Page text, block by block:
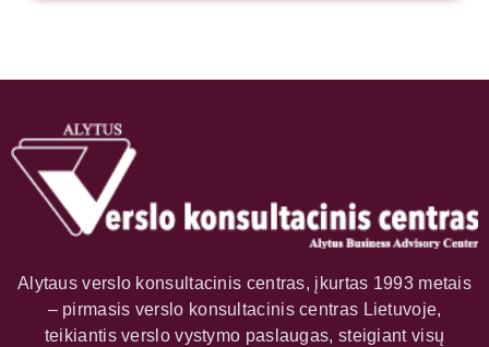
Alytaus verslo konsultacinis centras, įkurtas 1993 metais
– pirmasis verslo konsultacinis centras Lietuvoje,
teikiantis verslo vystymo paslaugas, steigiant visų